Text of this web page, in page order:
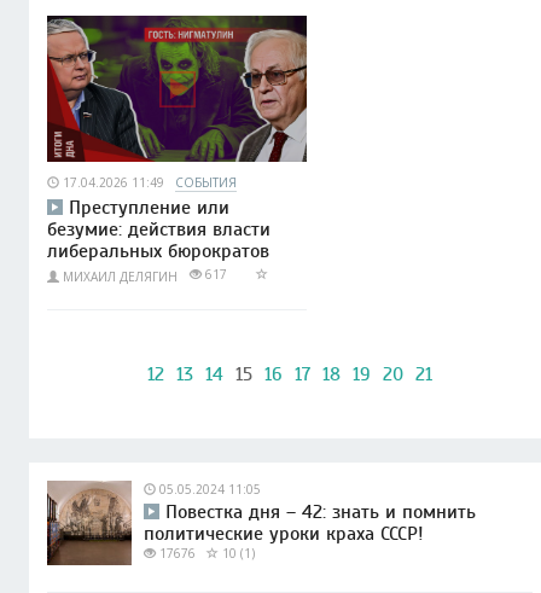
17.04.2026 11:49 СОБЫТИЯ
Преступление или
безумие: действия власти
либеральных бюрократов
МИХАИЛ ДЕЛЯГИН 617
12 13 14 15 16 17 18 19 20 21
05.05.2024 11:05
Повестка дня – 42: знать и помнить
политические уроки краха СССР!
17676 10 (1)